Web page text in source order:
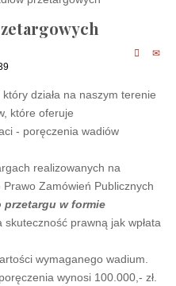
działa na naszym terenie
które oferuje
- poręczenia wadiów
realizowanych na
Zamówień Publicznych
przetargu w formie
skuteczność prawną jak wpłata
wymaganego wadium.
wynosi 100.000,- zł.